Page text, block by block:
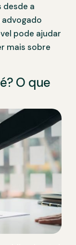
desde a
pode ajudar
mais sobre
O que